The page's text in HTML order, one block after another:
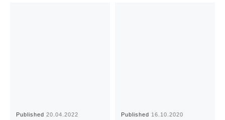
Published20.04.2022 Published 16.10.2020